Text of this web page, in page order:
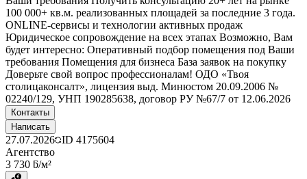
100 000+ кв.м. реализованных площадей за последние 3 года.
ONLINE-сервисы и технологии активных продаж
Юридическое сопровождение на всех этапах Возможно, Вам
будет интересно: Оперативный подбор помещения под Ваши
требования Помещения для бизнеса База заявок на покупку
Доверьте свой вопрос профессионалам! ОДО «Твоя
столицаконсалт», лицензия выд. Минюстом 20.09.2006 №
02240/129, УНП 190285638, договор РУ №67/7 от 12.06.2026
Контакты
Написать
27.07.2026 ID 4175604
Агентство
3 730 ƃ/м²